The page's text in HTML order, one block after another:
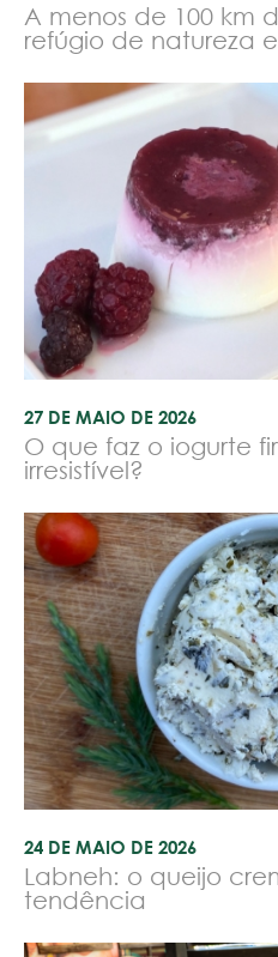
A menos de 100 km
refúgio de natureza
27 DE MAIO DE 2026
O que faz o iogurte
irresistível?
24 DE MAIO DE 2026
Labneh: o queijo
tendência